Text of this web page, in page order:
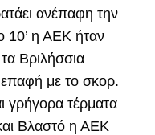
ανέπαφη την
10’ η ΑΕΚ ήταν
Βριλήσσια
με το σκορ.
γρήγορα τέρματα
Βλαστό η ΑΕΚ